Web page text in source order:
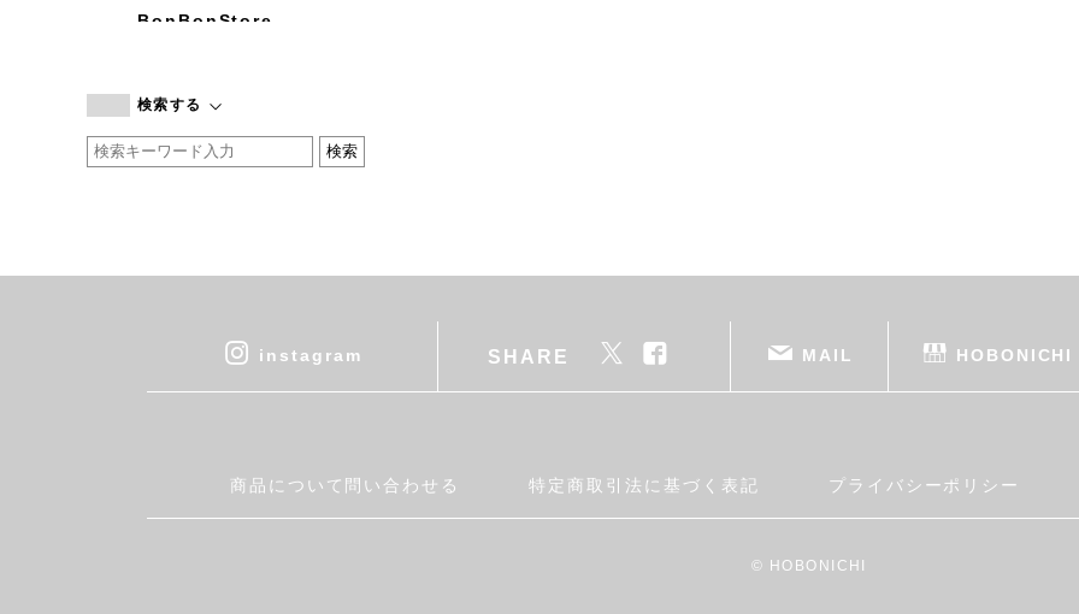
BonBonStore
by basics
CATWORTH
cohan
DEAN & DELUCA
Fatima Morocco
検索する
instagram SHARE MAIL HOBONICHI
商品について問い合わせる 特定商取引法に基づく表記 プライバシーポリシー
© HOBONICHI